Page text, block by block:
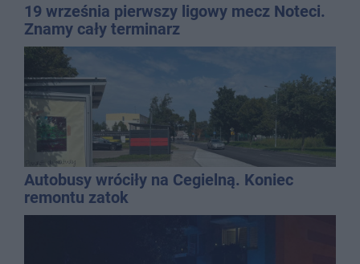
19 września pierwszy ligowy mecz Noteci.
Znamy cały terminarz
Autobusy wróciły na Cegielną. Koniec
remontu zatok